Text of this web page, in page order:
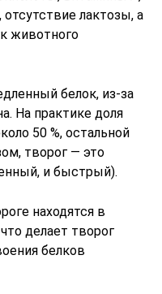
отсутствие лактозы, а
животного
белок, из-за
На практике доля
50 %, остальной
творог — это
и быстрый).
находятся в
делает творог
белков